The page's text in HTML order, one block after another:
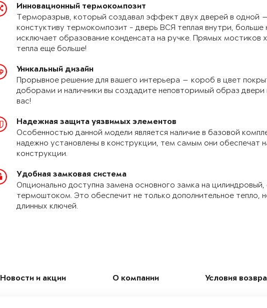
Инновационный термокомпозит
Терморазрыв, который создавал эффект двух дверей в одной
констуктиву термокомпозит - дверь ВСЯ теплая внутри, больше
исключает образование конденсата на ручке. Прямых
тепла еще больше!
Уникальный дизайн
Прорывное решение для вашего интерьера — короб в цвет
доборами и наличники вы создадите неповторимый образ
вас!
Надежная защита уязвимых элементов
Особенностью данной модели является наличие в базовой
надежно установлены в конструкции, тем самым они обеспечат
конструкции.
Удобная замковая система
Опционально доступна замена основного замка на
термоштоком. Это обеспечит не только дополнительное
длинных ключей.
Новости и акции О компании Условия